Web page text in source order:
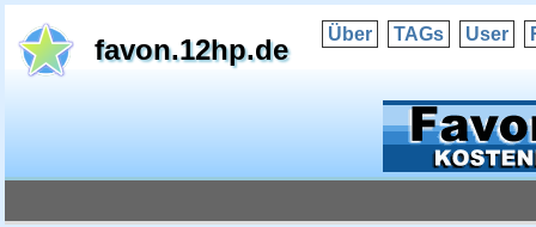
favon.12hp.de Über TAGs User